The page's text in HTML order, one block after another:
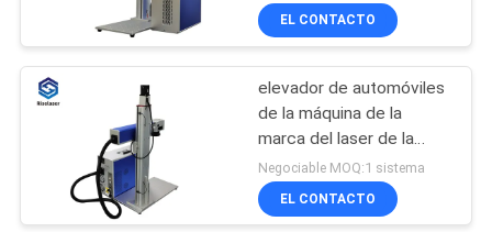
UV máquina de
marcado láser
EL CONTACTO
elevador de automóviles
de la máquina de la
marca del laser de la
fibra de 220V 50HZ 50W
y fuente de JPT
Negociable MOQ:1 sistema
EL CONTACTO